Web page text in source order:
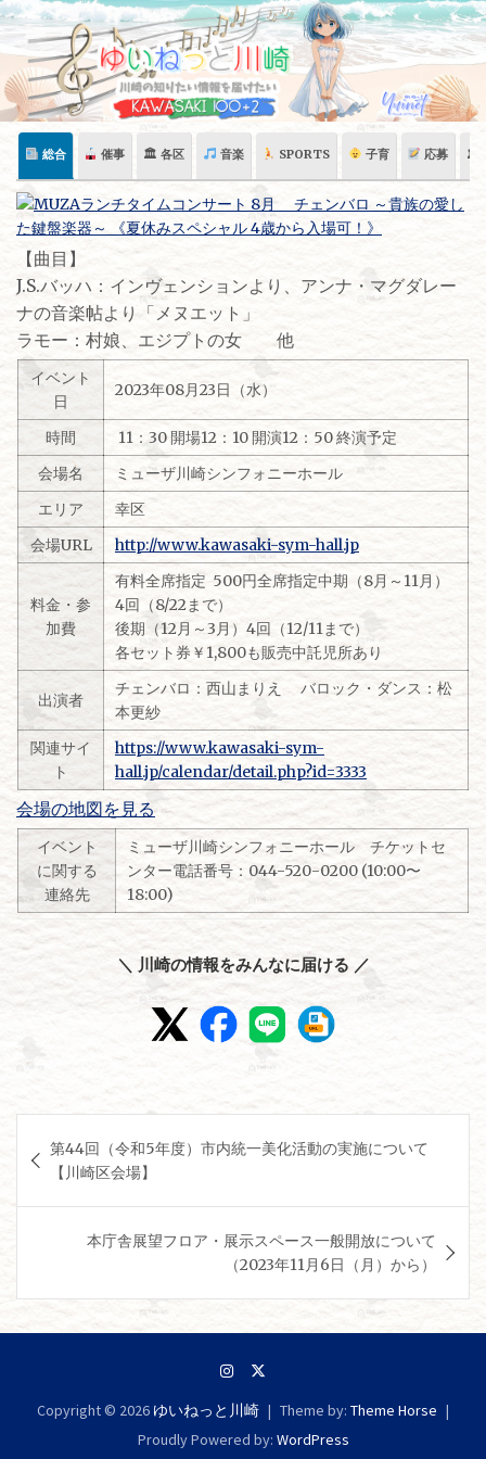
Skip
content
総合 催事 🏛 各区 音楽 SPORTS 子育 応募 🏛
【曲目】
J.S.バッハ：インヴェンションより、アンナ・マグダレー
ナの音楽帖より「メヌエット」
ラモー：村娘、エジプトの女 他
イベント
日
2023年08月23日（水）
時間
11：30 開場12：10 開演12：50 終演予定
会場名
ミューザ川崎シンフォニーホール
エリア
幸区
会場URL
http://www.kawasaki-sym-hall.jp
料金・参
加費
有料全席指定 500円全席指定中期（8月～11月）
4回（8/22まで）
後期（12月～3月）4回（12/11まで）
各セット券￥1,800も販売中託児所あり
出演者
チェンバロ：西山まりえ バロック・ダンス：松
本更紗
関連サイ
ト
https://www.kawasaki-sym-
hall.jp/calendar/detail.php?id=3333
会場の地図を見る
イベント
に関する
連絡先
ミューザ川崎シンフォニーホール チケットセ
ンター電話番号：044-520-0200 (10:00〜
18:00)
＼ 川崎の情報をみんなに届ける ／
稿
ナ
ー
シ
ン
第44回（令和5年度）市内統一美化活動の実施について
【川崎区会場】
本庁舎展望フロア・展示スペース一般開放について
（2023年11月6日（月）から）
Copyright © 2026 ゆいねっと川崎 Theme by: Theme Horse
Proudly Powered by: WordPress